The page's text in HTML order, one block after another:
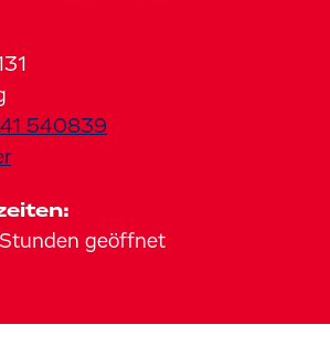
540839
geöffnet